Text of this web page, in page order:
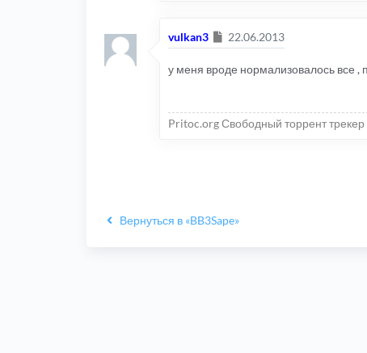
vulkan3 Сообщение
22.06.2013
у меня вроде нормализовалось все ,
Pritoc.org Свободный торрент трекер
Вернуться в «BB3Sape»